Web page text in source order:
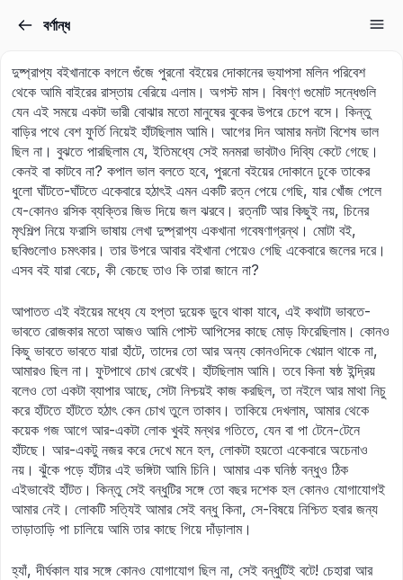
বর্ণান্ধ
দুষ্প্রাপ্য বইখানাকে বগলে গুঁজে পুরনো বইয়ের দোকানের ভ্যাপসা মলিন পরিবেশ
থেকে আমি বাইরের রাস্তায় বেরিয়ে এলাম। অগস্ট মাস। বিষণ্ণ গুমোট সন্ধেগুলি
যেন এই সময়ে একটা ভারী বোঝার মতো মানুষের বুকের উপরে চেপে বসে। কিন্তু
বাড়ির পথে বেশ ফুর্তি নিয়েই হাঁটছিলাম আমি। আগের দিন আমার মনটা বিশেষ ভাল
ছিল না। বুঝতে পারছিলাম যে, ইতিমধ্যে সেই মনমরা ভাবটাও দিব্যি কেটে গেছে।
কেনই বা কাটবে না? কপাল ভাল বলতে হবে, পুরনো বইয়ের দোকানে ঢুকে তাকের
ধুলো ঘাঁটতে-ঘাঁটতে একেবারে হঠাৎই এমন একটি রত্ন পেয়ে গেছি, যার খোঁজ পেলে
যে-কোনও রসিক ব্যক্তির জিভ দিয়ে জল ঝরবে। রত্নটি আর কিছুই নয়, চিনের
মৃৎশিল্প নিয়ে ফরাসি ভাষায় লেখা দুষ্প্রাপ্য একখানা গবেষণাগ্রন্থ। মোটা বই,
ছবিগুলোও চমৎকার। তার উপরে আবার বইখানা পেয়েও গেছি একেবারে জলের দরে।
এসব বই যারা বেচে, কী বেচছে তাও কি তারা জানে না?
আপাতত এই বইয়ের মধ্যে যে হপ্তা দুয়েক ডুবে থাকা যাবে, এই কথাটা ভাবতে-
ভাবতে রোজকার মতো আজও আমি পোস্ট আপিসের কাছে মোড় ফিরেছিলাম। কোনও
কিছু ভাবতে ভাবতে যারা হাঁটে, তাদের তো আর অন্য কোনওদিকে খেয়াল থাকে না,
আমারও ছিল না। ফুটপাথে চোখ রেখেই। হাঁটছিলাম আমি। তবে কিনা ষষ্ঠ ইন্দ্রিয়
বলেও তো একটা ব্যাপার আছে, সেটা নিশ্চয়ই কাজ করছিল, তা নইলে আর মাথা নিচু
করে হাঁটতে হাঁটতে হঠাৎ কেন চোখ তুলে তাকাব। তাকিয়ে দেখলাম, আমার থেকে
কয়েক গজ আগে আর-একটা লোক খুবই মন্থর গতিতে, যেন বা পা টেনে-টেনে
হাঁটছে। আর-একটু নজর করে দেখে মনে হল, লোকটা হয়তো একেবারে অচেনাও
নয়। ঝুঁকে পড়ে হাঁটার এই ভঙ্গিটা আমি চিনি। আমার এক ঘনিষ্ঠ বন্ধুও ঠিক
এইভাবেই হাঁটত। কিন্তু সেই বন্ধুটির সঙ্গে তো বছর দশেক হল কোনও যোগাযোগই
আমার নেই। লোকটি সত্যিই আমার সেই বন্ধু কিনা, সে-বিষয়ে নিশ্চিত হবার জন্য
তাড়াতাড়ি পা চালিয়ে আমি তার কাছে গিয়ে দাঁড়ালাম।
হ্যাঁ, দীর্ঘকাল যার সঙ্গে কোনও যোগাযোগ ছিল না, সেই বন্ধুটিই বটে! চেহারা আর
Sign in
Don’t have an account?Sign up
Remember me Lost your password?